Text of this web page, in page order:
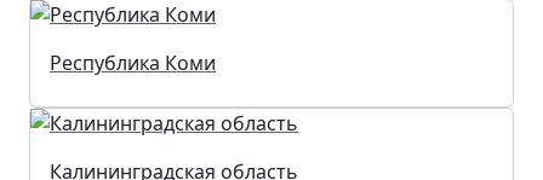
Республика Коми
Калининградская область